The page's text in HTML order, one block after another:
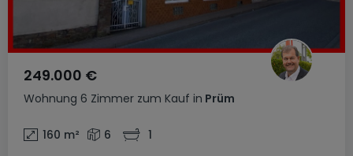
Wohnung 6 Zimmer zum Kauf in Prüm
249.000 €
160 m² 6 1